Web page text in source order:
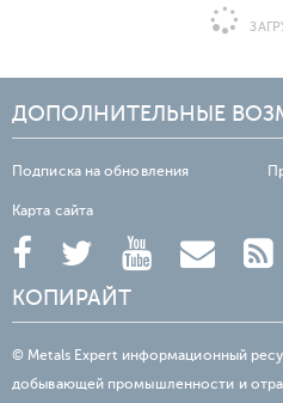
ДОПОЛНИТЕЛЬНЫЕ
Подписка на обновления
Карта сайта
КОПИРАЙТ
© Metals Expert информационный
добывающей промышленности и